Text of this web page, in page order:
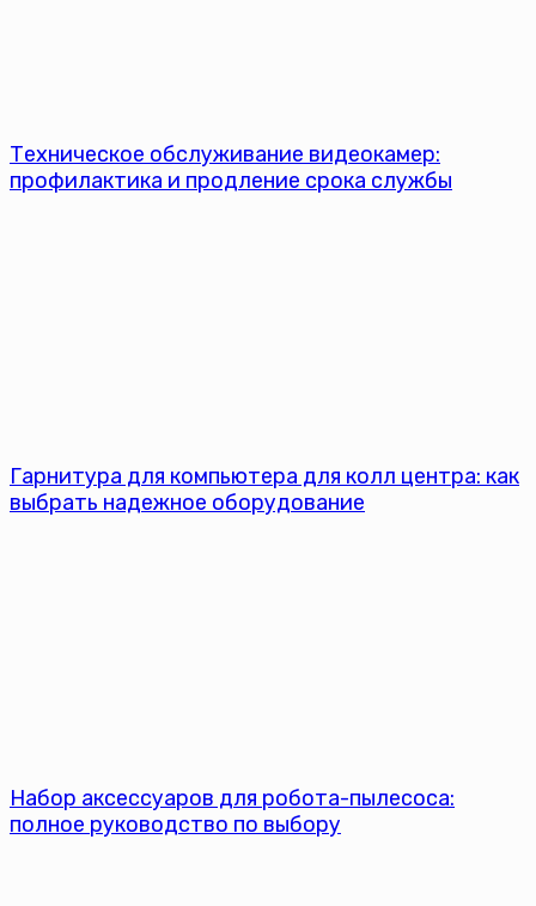
Техническое обслуживание видеокамер:
профилактика и продление срока службы
Гарнитура для компьютера для колл центра: как
выбрать надежное оборудование
Набор аксессуаров для робота-пылесоса:
полное руководство по выбору